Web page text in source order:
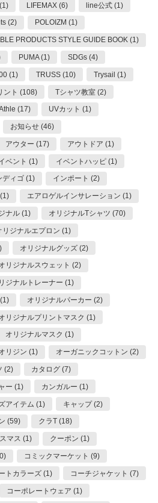
LIFEMAX (6) line公式 (1)
(2) POLOIZM (1)
PRODUCTS STYLE GUIDE BOOK (1)
PUMA (1) SDGs (4)
(1) TRUSS (10) Trysail (1)
ント (108) Tシャツ教室 (2)
(17) UVカット (1)
お知らせ (46)
アウター (17) アウトドア (1)
ベント (1) イベントハッピ (1)
ディゴ (1) インポート (2)
エアロゲルインサレーション (1)
ナル (1) オリジナルTシャツ (70)
リジナルエプロン (1)
オリジナルグッズ (2)
リジナルスウェット (2)
ジナルトレーナー (1)
オリジナルパーカー (2)
リジナルプリントマスク (1)
オリジナルマスク (1)
リジン (1) オーガニックコットン (2)
(2) カタログ (7)
ー (1) カンガルー (1)
アイテム (1) キャップ (2)
(59) クラT (18)
マス (1) クーポン (1)
コミックマーケット (9)
トカラーズ (1) コーチジャケット (7)
コーポレートウェア (1)